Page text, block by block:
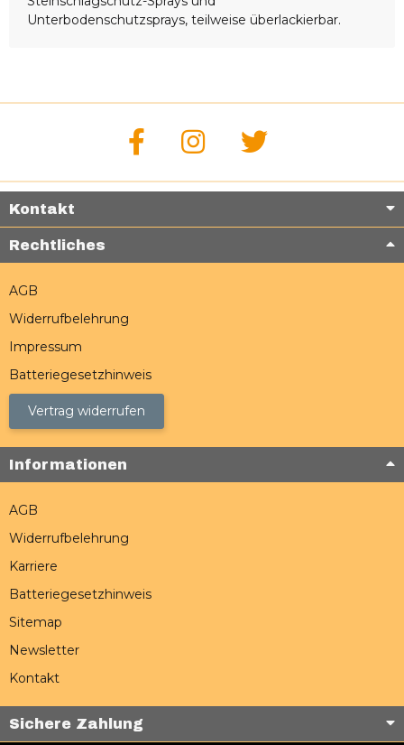
Unterbodenschutzsprays, teilweise überlackierbar.
Kontakt
Rechtliches
AGB
Widerrufbelehrung
Impressum
Batteriegesetzhinweis
Vertrag widerrufen
Informationen
AGB
Widerrufbelehrung
Karriere
Batteriegesetzhinweis
Sitemap
Newsletter
Kontakt
Sichere Zahlung